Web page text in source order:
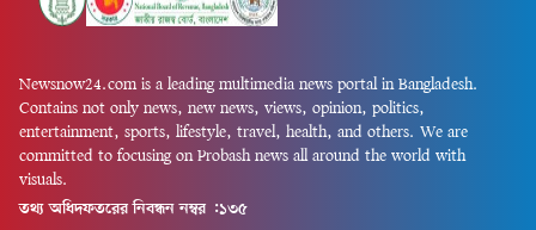
Newsnow24.com is a leading multimedia news portal in Bangladesh.
Contains not only news, new news, views, opinion, politics,
entertainment, sports, lifestyle, travel, health, and others. We are
committed to focusing on Probash news all around the world with
visuals.
তথ্য অধিদফতরের নিবন্ধন নম্বর :১৩৫